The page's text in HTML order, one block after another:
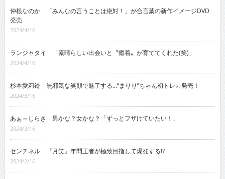
仲根なのか 「みんなの言うことは絶対！」が合言葉の新作イメージDVD
発売
2024/4/16
ランジャタイ 「素晴らしい出会いと〝癒着〟が育ててくれた(笑)」
2024/4/16
杉本愛莉鈴 無邪気な笑顔で魅了する…“まりり”ちゃん初トレカ発売！
2024/3/16
あぁ～しらき 男かな？女かな？「ずっとフザけていたい！」
2024/3/16
センチネル 『月笑』年間王者が極致目指して爆発する!?
2024/2/16